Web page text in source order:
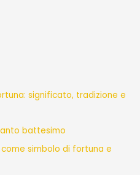
significato, tradizione e
battesimo
simbolo di fortuna e